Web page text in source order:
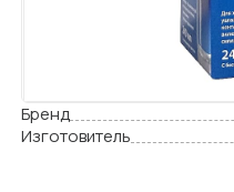
Бренд
Изготовитель